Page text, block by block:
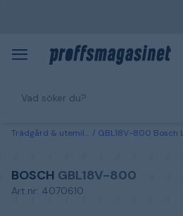
Trädgård & utemiljö GBL18V-800 Bosch
BOSCH GBL18V-800
Art.nr: 4070610